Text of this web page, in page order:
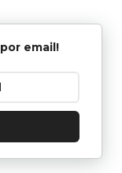
email!